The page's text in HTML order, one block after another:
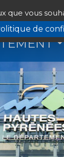
que vous
de